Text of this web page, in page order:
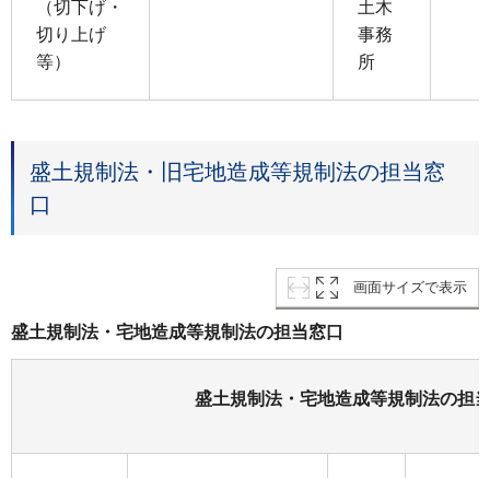
（切下げ・
切り上げ
等）
土木
事務
所
盛土規制法・旧宅地造成等規制法の担当窓
口
画面サイズで表示
盛土規制法・宅地造成等規制法の担当窓口
盛土規制法・宅地造成等規制法の担